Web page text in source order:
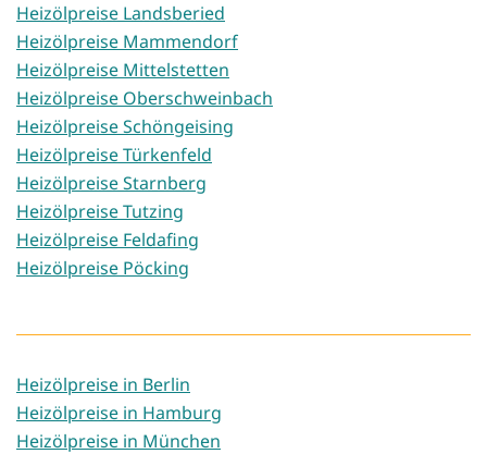
Heizölpreise Landsberied
Heizölpreise Mammendorf
Heizölpreise Mittelstetten
Heizölpreise Oberschweinbach
Heizölpreise Schöngeising
Heizölpreise Türkenfeld
Heizölpreise Starnberg
Heizölpreise Tutzing
Heizölpreise Feldafing
Heizölpreise Pöcking
Heizölpreise in Berlin
Heizölpreise in Hamburg
Heizölpreise in München